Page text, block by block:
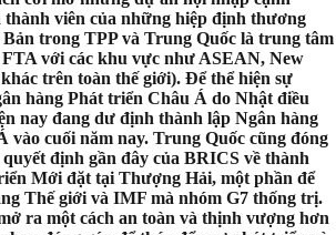
thành viên của những hiệp định thương
trong TPP và Trung Quốc là trung tâm
với các khu vực như ASEAN, New
trên toàn thế giới). Để thể hiện sự
hàng Phát triển Châu Á do Nhật điều
nay đang dư định thành lập Ngân hàng
vào cuối năm nay. Trung Quốc cũng đóng
định gần đây của BRICS về thành
Mới đặt tại Thượng Hải, một phần để
Thế giới và IMF mà nhóm G7 thống trị.
ra một cách an toàn và thịnh vượng hơn